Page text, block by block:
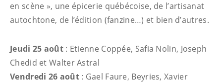
en scène », une épicerie québécoise, de l’artisanat
autochtone, de l’édition (fanzine…) et bien d’autres.
Jeudi 25 août: Etienne Coppée, Safia Nolin, Joseph
Chedid et Walter Astral
Vendredi 26 août: Gael Faure, Beyries, Xavier